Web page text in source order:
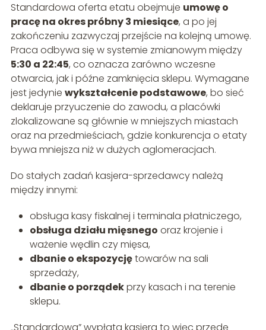
Standardowa oferta etatu obejmuje umowę o
pracę na okres próbny 3 miesiące, a po jej
zakończeniu zazwyczaj przejście na kolejną umowę.
Praca odbywa się w systemie zmianowym między
5:30 a 22:45, co oznacza zarówno wczesne
otwarcia, jak i późne zamknięcia sklepu. Wymagane
jest jedynie wykształcenie podstawowe, bo sieć
deklaruje przyuczenie do zawodu, a placówki
zlokalizowane są głównie w mniejszych miastach
oraz na przedmieściach, gdzie konkurencja o etaty
bywa mniejsza niż w dużych aglomeracjach.
Do stałych zadań kasjera-sprzedawcy należą
między innymi:
obsługa kasy fiskalnej i terminala płatniczego,
obsługa działu mięsnego oraz krojenie i
ważenie wędlin czy mięsa,
dbanie o ekspozycjętowarów na sali
sprzedaży,
dbanie o porządekprzy kasach i na terenie
sklepu.